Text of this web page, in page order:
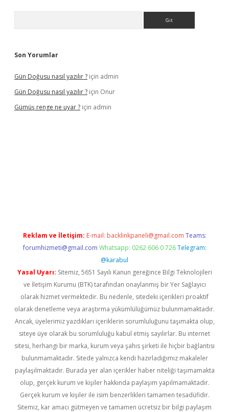
Son Yorumlar
Gün Doğusu nasıl yazılır ? için admin
Gün Doğusu nasıl yazılır ? için Onur
Gümüş renge ne uyar ? için admin
Reklam ve İletişim: E-mail: backlinkpaneli@gmail.com Teams:
forumhizmeti@gmail.com Whatsapp: 0262 606 0 726 Telegram:
@karabul
Yasal Uyarı: Sitemiz, 5651 Sayılı Kanun gereğince Bilgi Teknolojileri
ve İletişim Kurumu (BTK) tarafından onaylanmış bir Yer Sağlayıcı
olarak hizmet vermektedir. Bu nedenle, sitedeki içerikleri proaktif
olarak denetleme veya araştırma yükümlülüğümüz bulunmamaktadır.
Ancak, üyelerimiz yazdıkları içeriklerin sorumluluğunu taşımakta olup,
siteye üye olarak bu sorumluluğu kabul etmiş sayılırlar. Bu internet
sitesi, herhangi bir marka, kurum veya şahıs şirketi ile hiçbir bağlantısı
bulunmamaktadır. Sitede yalnızca kendi hazırladığımız makaleler
paylaşılmaktadır. Burada yer alan içerikler haber niteliği taşımamakta
olup, gerçek kurum ve kişiler hakkında paylaşım yapılmamaktadır.
Gerçek kurum ve kişiler ile isim benzerlikleri tamamen tesadüfidir.
Sitemiz, kar amacı gütmeyen ve tamamen ücretsiz bir bilgi paylaşım